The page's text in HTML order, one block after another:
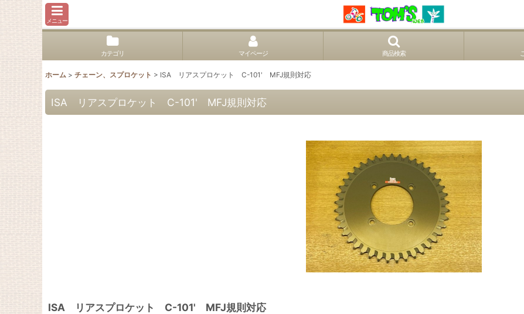
メニュー
カテゴリ マイページ 商品検索
ホーム > チェーン、スプロケット > ISA リアスプロケット C-101' MFJ規則対応
ISA リアスプロケット C-101' MFJ規則対応
ISA リアスプロケット C-101' MFJ規則対応